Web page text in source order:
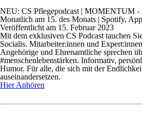
NEU: CS Pflegepodcast | MOMENTUM -
Monatlich am 15. des Monats | Spotify,
Veröffentlicht am 15. Februar 2023
Mit dem exklusiven CS Podcast tauchen
Socialis. Mitarbeiter:innen und
Angehörige und Ehrenamtliche sprechen
#menschenlebenstärken. Informativ,
Humor. Für alle, die sich mit der
auseinandersetzen.
Hier Anhören